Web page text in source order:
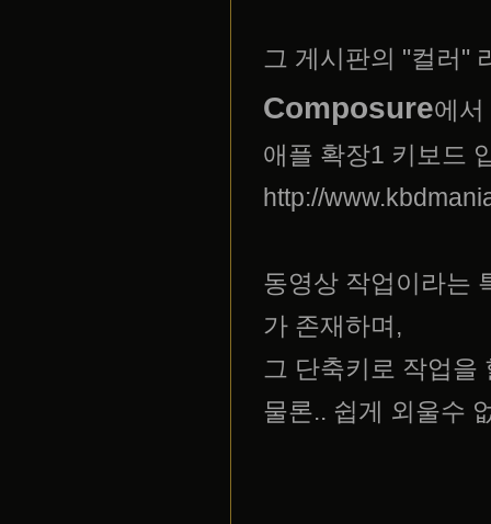
그 게시판의 "컬러"
Composure에서
애플 확장1 키보드
http://
동영상 작업이라는
가 존재하며,
그 단축키로 작업을
물론.. 쉽게 외울수